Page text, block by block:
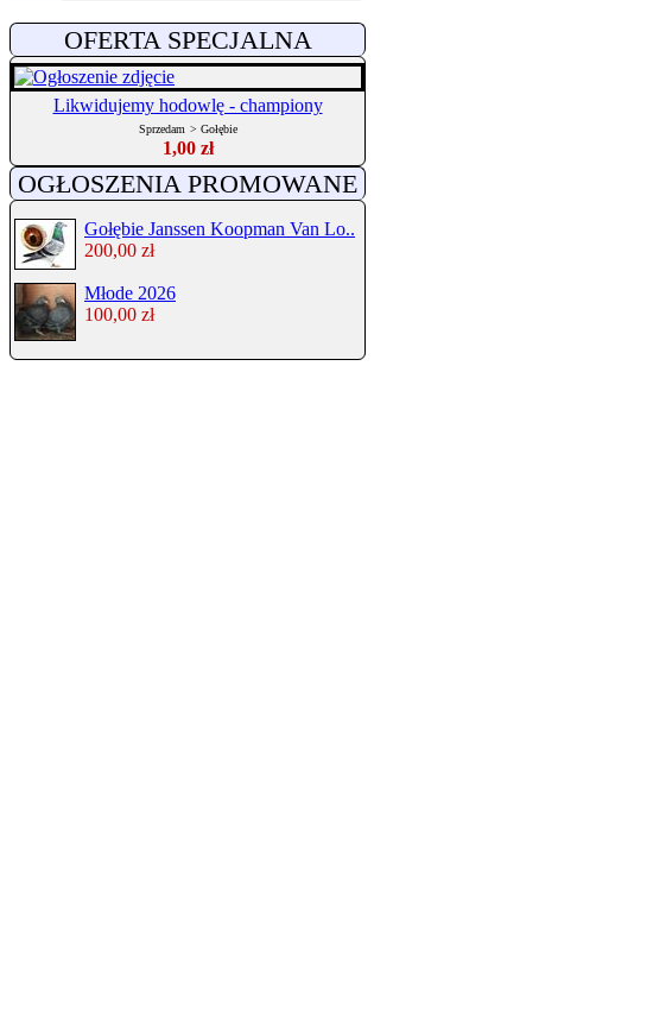
OFERTA SPECJALNA
Likwidujemy hodowlę - championy
Sprzedam > Gołębie
1,00 zł
OGŁOSZENIA PROMOWANE
Gołębie Janssen Koopman Van Lo..
200,00 zł
Młode 2026
100,00 zł